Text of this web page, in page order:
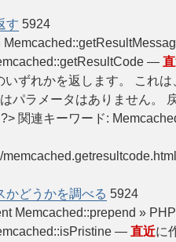
す 5924
—
ずれかを返します。 これは
パラメータはありません。
?> 関連キーワード:
かどうかを調べる 5924
Memcached::prepend »
— 直近に